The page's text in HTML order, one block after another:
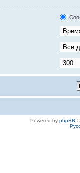
Powered by phpBB